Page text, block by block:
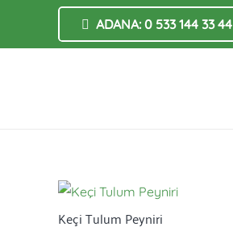
ADANA: 0 533 144 33 44
Keçi Tulum Peyniri